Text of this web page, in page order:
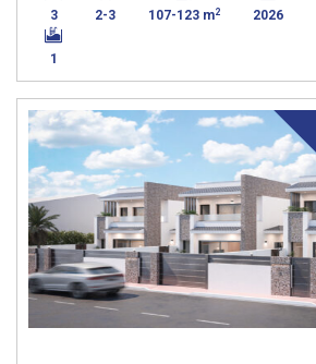
3 2-3 107-123 m2 2026
1